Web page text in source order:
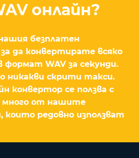
онлайн?
безплатен
да конвертирате всяко
формат WAV за секунди.
никакви скрити такси.
конвертор се ползва с
много от нашите
редовно използват